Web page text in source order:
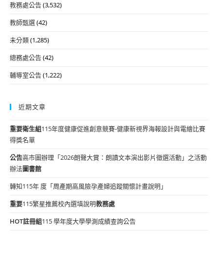
教務處公告(3,532)
教師甄選(42)
未分類(1,285)
總務處公告(42)
輔導室公告(1,222)
近期文章
重要衛生組115年度健康促進創意競賽-健康新視界海報設計與電繪比賽
得獎名單
公告高市圖辦理「2026朗聲大賞：朗讀文本演出影片徵選活動」之活動
辦法圖書館
轉知115年 度「周產期高風險孕產婦追蹤關懷計畫說明」
重要115繁星推薦校內選填說明教務處
HOT註冊組115 學年度大學學測成績查詢公告